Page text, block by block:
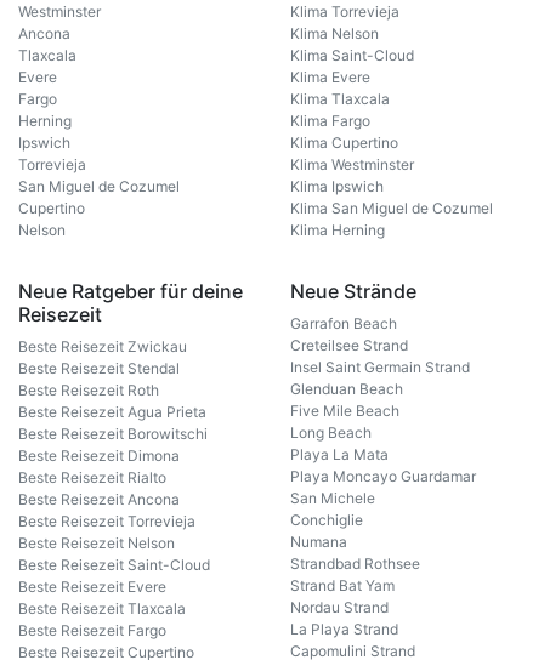
Westminster
Ancona
Tlaxcala
Evere
Fargo
Herning
Ipswich
Torrevieja
San Miguel de Cozumel
Cupertino
Nelson
Klima Torrevieja
Klima Nelson
Klima Saint-Cloud
Klima Evere
Klima Tlaxcala
Klima Fargo
Klima Cupertino
Klima Westminster
Klima Ipswich
Klima San Miguel de Cozumel
Klima Herning
Neue Ratgeber für deine
Reisezeit
Beste Reisezeit Zwickau
Beste Reisezeit Stendal
Beste Reisezeit Roth
Beste Reisezeit Agua Prieta
Beste Reisezeit Borowitschi
Beste Reisezeit Dimona
Beste Reisezeit Rialto
Beste Reisezeit Ancona
Beste Reisezeit Torrevieja
Beste Reisezeit Nelson
Beste Reisezeit Saint-Cloud
Beste Reisezeit Evere
Beste Reisezeit Tlaxcala
Beste Reisezeit Fargo
Beste Reisezeit Cupertino
Neue Strände
Garrafon Beach
Creteilsee Strand
Insel Saint Germain Strand
Glenduan Beach
Five Mile Beach
Long Beach
Playa La Mata
Playa Moncayo Guardamar
San Michele
Conchiglie
Numana
Strandbad Rothsee
Strand Bat Yam
Nordau Strand
La Playa Strand
Capomulini Strand